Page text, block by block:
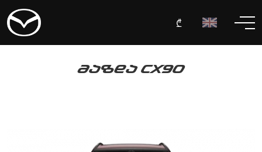
₾
ᲛᲐᲖᲓᲐ CX90